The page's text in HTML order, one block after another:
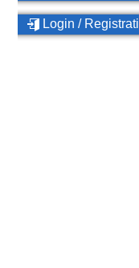
Login / Registrati